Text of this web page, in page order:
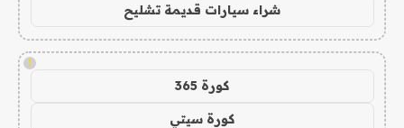
شراء سيارات قديمة تشليح
!
كورة 365
كورة سيتي